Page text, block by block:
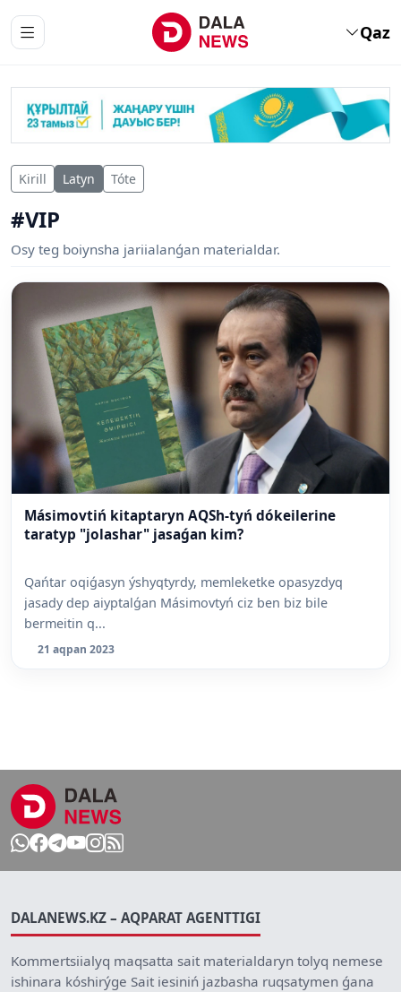
Qaz
Kirill Latyn Tóte
#VIP
Osy teg boiynsha jariialanǵan materialdar.
Másimovtiń kitaptaryn AQSh-tyń dókeilerine
taratyp "jolashar" jasaǵan kim?
Qańtar oqiǵasyn ýshyqtyrdy, memleketke opasyzdyq
jasady dep aiyptalǵan Másimovtyń ciz ben biz bile
bermeitin q...
21 aqpan 2023
DALANEWS.KZ – AQPARAT AGENTTIGI
Kommertsiialyq maqsatta sait materialdaryn tolyq nemese
ishinara kóshirýge Sait iesiniń jazbasha ruqsatymen ǵana